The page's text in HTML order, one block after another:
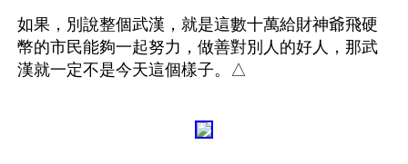
如果，別說整個武漢，就是這數十萬給財神爺飛硬
幣的市民能夠一起努力，做善對別人的好人，那武
漢就一定不是今天這個樣子。△